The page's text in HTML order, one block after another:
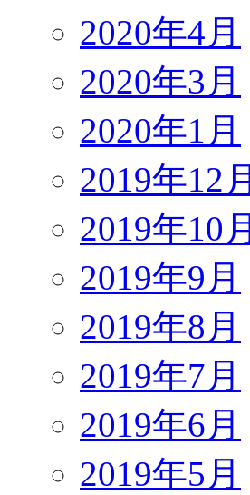
2020年4月
2020年3月
2020年1月
2019年12月
2019年10月
2019年9月
2019年8月
2019年7月
2019年6月
2019年5月